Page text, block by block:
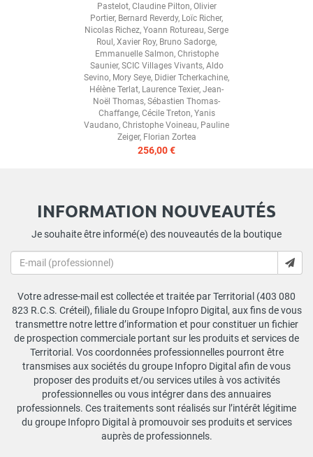
Pastelot, Claudine Pilton, Olivier
Portier, Bernard Reverdy, Loïc Richer,
Nicolas Richez, Yoann Rotureau, Serge
Roul, Xavier Roy, Bruno Sadorge,
Emmanuelle Salmon, Christophe
Saunier, SCIC Villages Vivants, Aldo
Sevino, Mory Seye, Didier Tcherkachine,
Hélène Terlat, Laurence Texier, Jean-
Noël Thomas, Sébastien Thomas-
Chaffange, Cécile Treton, Yanis
Vaudano, Christophe Voineau, Pauline
Zeiger, Florian Zortea
256,00 €
INFORMATION NOUVEAUTÉS
Je souhaite être informé(e) des nouveautés de la boutique
Votre adresse-mail est collectée et traitée par Territorial (403 080
823 R.C.S. Créteil), filiale du Groupe Infopro Digital, aux fins de vous
transmettre notre lettre d’information et pour constituer un fichier
de prospection commerciale portant sur les produits et services de
Territorial. Vos coordonnées professionnelles pourront être
transmises aux sociétés du groupe Infopro Digital afin de vous
proposer des produits et/ou services utiles à vos activités
professionnelles ou vous intégrer dans des annuaires
professionnels. Ces traitements sont réalisés sur l’intérêt légitime
du groupe Infopro Digital à promouvoir ses produits et services
auprès de professionnels.